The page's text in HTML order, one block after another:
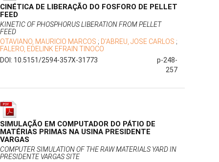
CINÉTICA DE LIBERAÇÃO DO FOSFORO DE PELLET
FEED
KINETIC OF PHOSPHORUS LIBERATION FROM PELLET
FEED
OTAVIANO, MAURICIO MARCOS ; D'ABREU, JOSE CARLOS ;
FALERO, EDELINK EFRAIN TINOCO
DOI: 10.5151/2594-357X-31773
p-248-
257
SIMULAÇÃO EM COMPUTADOR DO PÁTIO DE
MATÉRIAS PRIMAS NA USINA PRESIDENTE
VARGAS
COMPUTER SIMULATION OF THE RAW MATERIALS YARD IN
PRESIDENTE VARGAS SITE